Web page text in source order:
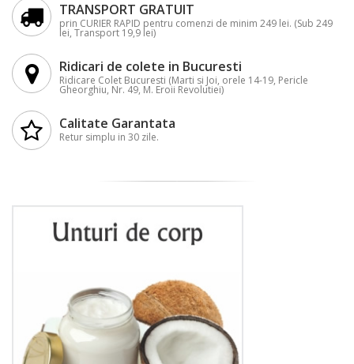
TRANSPORT GRATUIT
prin CURIER RAPID pentru comenzi de minim 249 lei. (Sub 249
lei, Transport 19,9 lei)
Ridicari de colete in Bucuresti
Ridicare Colet Bucuresti (Marti si Joi, orele 14-19, Pericle
Gheorghiu, Nr. 49, M. Eroii Revolutiei)
Calitate Garantata
Retur simplu in 30 zile.